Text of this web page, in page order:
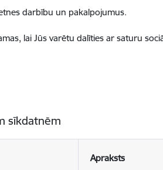
darbību un pakalpojumus.
lai Jūs varētu dalīties ar saturu
sīkdatnēm
Apraksts